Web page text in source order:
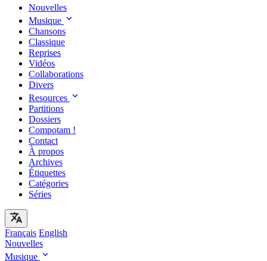
Nouvelles
Musique
Chansons
Classique
Reprises
Vidéos
Collaborations
Divers
Resources
Partitions
Dossiers
Compotam !
Contact
À propos
Archives
Étiquettes
Catégories
Séries
Français English
Nouvelles
Musique